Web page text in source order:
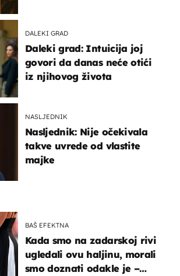
DALEKI GRAD
Daleki grad: Intuicija joj
govori da danas neće otići
iz njihovog života
NASLJEDNIK
Nasljednik: Nije očekivala
takve uvrede od vlastite
majke
BAŠ EFEKTNA
Kada smo na zadarskoj rivi
ugledali ovu haljinu, morali
smo doznati odakle je –